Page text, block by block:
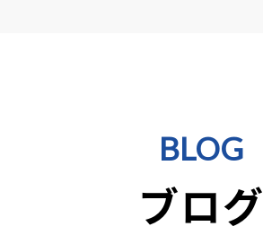
BLOG
ブログ